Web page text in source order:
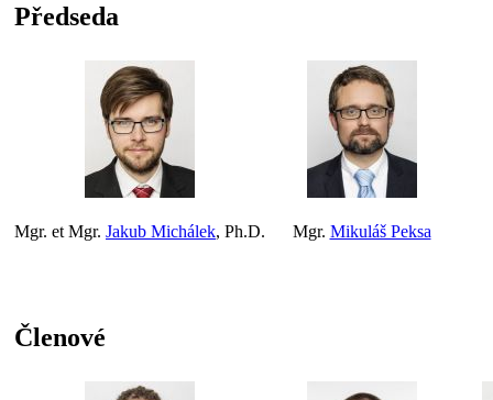
Předseda
Mgr. et Mgr. Jakub Michálek, Ph.D. Mgr. Mikuláš Peksa
Členové